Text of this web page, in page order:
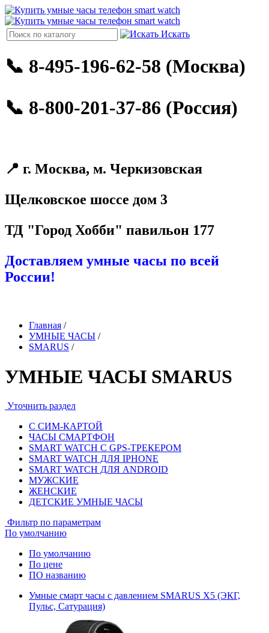
Искать
📞 8-495-196-62-58 (Москва)
📞 8-800-201-37-86 (Россия)
📍 г. Москва, м. Черкизовская
Щелковское шоссе дом 3
ТД "Город Хобби" павильон 177
Доставляем умные часы по всей
России!
Главная /
УМНЫЕ ЧАСЫ /
SMARUS /
УМНЫЕ ЧАСЫ SMARUS
Уточнить раздел
С СИМ-КАРТОЙ
ЧАСЫ СМАРТФОН
SMART WATCH С GPS-ТРЕКЕРОМ
SMART WATCH ДЛЯ IPHONE
SMART WATCH ДЛЯ ANDROID
МУЖСКИЕ
ЖЕНСКИЕ
ДЕТСКИЕ УМНЫЕ ЧАСЫ
Фильтр по параметрам
По умолчанию
По умолчанию
По цене
ПО названию
Умные смарт часы с давлением SMARUS X5 (ЭКГ,
Пульс, Сатурация)